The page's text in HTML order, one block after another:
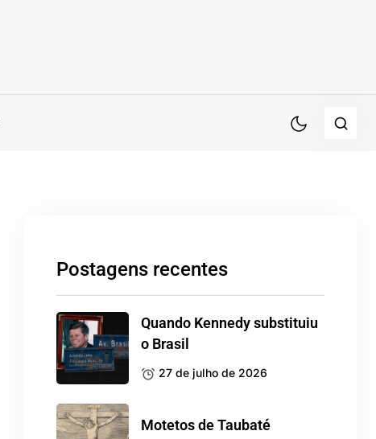
Postagens recentes
Quando Kennedy substituiu
o Brasil
27 de julho de 2026
Motetos de Taubaté